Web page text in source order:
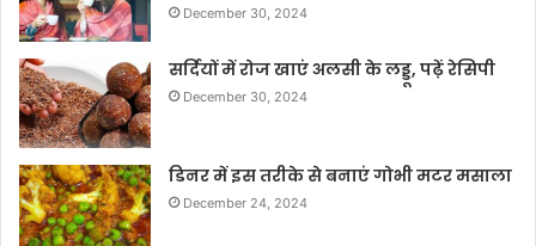
December 30, 2024
सर्दियों में रोज खाएं अलसी के लड्डू, पढ़ें रेसिपी
December 30, 2024
डिनर में इस तरीके से बनाएं गोभी मटर मसाला
December 24, 2024